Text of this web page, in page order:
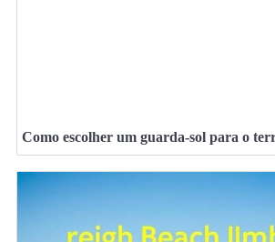
Como escolher um guarda-sol para o